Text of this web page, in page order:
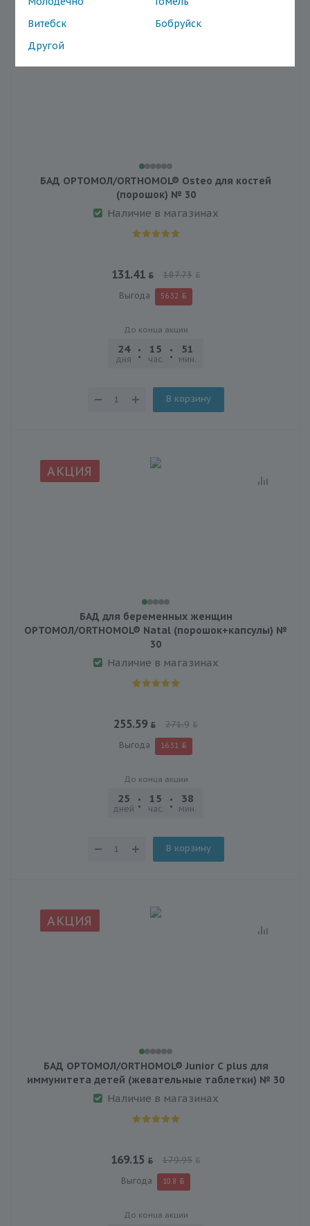
Витебск
Бобруйск
Другой
БАД ОРТОМОЛ/ORTHOMOL® Osteo для костей
(порошок) № 30
Наличие в магазинах
131.41 187.73
Выгода 56.32
До конца акции
24
дня
15
час.
51
мин.
В корзину
АКЦИЯ
БАД для беременных женщин
ОРТОМОЛ/ORTHOMOL® Natal (порошок+капсулы) №
30
Наличие в магазинах
255.59 271.9
Выгода 16.31
До конца акции
25
дней
15
час.
38
мин.
В корзину
АКЦИЯ
БАД ОРТОМОЛ/ORTHOMOL® Junior C plus для
иммунитета детей (жевательные таблетки) № 30
Наличие в магазинах
169.15 179.95
Выгода 10.8
До конца акции